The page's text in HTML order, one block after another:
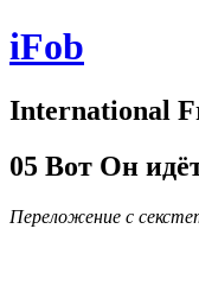
iFob
International
05 Вот Он
Переложение с